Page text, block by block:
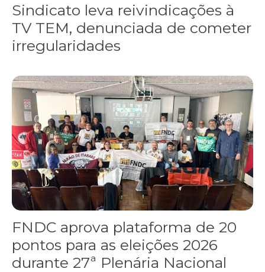
Sindicato leva reivindicações à
TV TEM, denunciada de cometer
irregularidades
FNDC aprova plataforma de 20 pontos para as eleições 2026
FNDC aprova plataforma de 20
pontos para as eleições 2026
durante 27ª Plenária Nacional